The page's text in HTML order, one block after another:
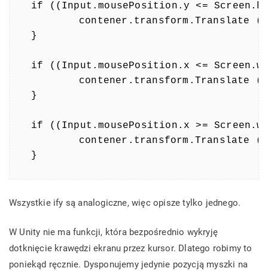
if ((Input.mousePosition.y <=
}
if ((Input.mousePosition.x <=
}
if ((Input.mousePosition.x >=
}
Wszystkie ify są analogiczne, więc opisze tylko jednego.
W Unity nie ma funkcji, która bezpośrednio wykryję
dotknięcie krawędzi ekranu przez kursor. Dlatego robimy to
poniekąd ręcznie. Dysponujemy jedynie pozycją myszki na